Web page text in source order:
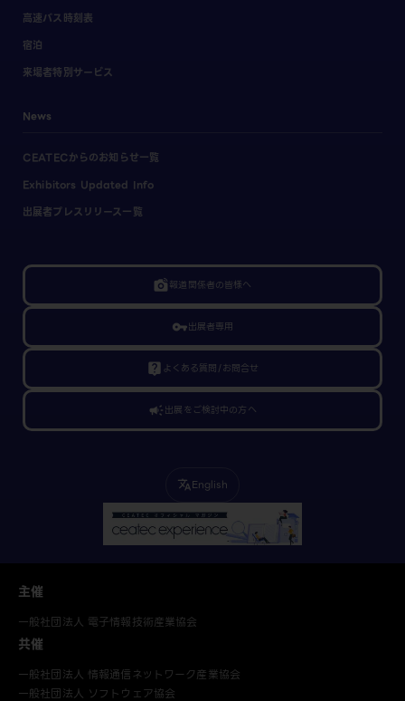
高速バス時刻表
宿泊
来場者特別サービス
News
CEATECからのお知らせ一覧
Exhibitors Updated Info
出展者プレスリリース一覧
linked_camera報道関係者の皆様へ
vpn_key出展者専用
live_help よくある質問/お問合せ
campaign出展をご検討中の方へ
translateEnglish
主催
一般社団法人 電子情報技術産業協会
共催
一般社団法人 情報通信ネットワーク産業協会
一般社団法人 ソフトウェア協会